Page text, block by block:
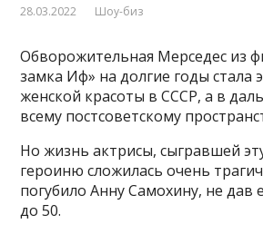
28.03.2022 Шоу-биз
Обворожительная Мерседес из
замка Иф» на долгие годы стала
женской красоты в СССР, а в
всему постсоветскому
Но жизнь актрисы, сыгравшей
героиню сложилась очень
погубило Анну Самохину, не дав
до 50.